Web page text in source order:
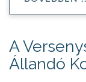
A
Állandó